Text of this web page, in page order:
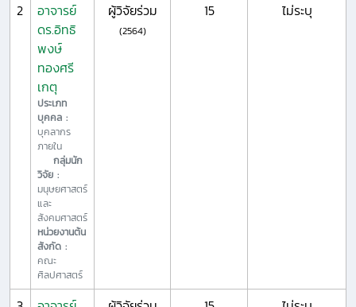
2
อาจารย์
ดร.อิทธิ
พงษ์
ทองศรี
เกตุ
ประเภท
บุคคล :
บุคลากร
ภายใน
กลุ่มนัก
วิจัย :
มนุษยศาสตร์
และ
สังคมศาสตร์
หน่วยงานต้น
สังกัด :
คณะ
ศิลปศาสตร์
ผู้วิจัยร่วม
(2564)
15 ไม่ระบุ